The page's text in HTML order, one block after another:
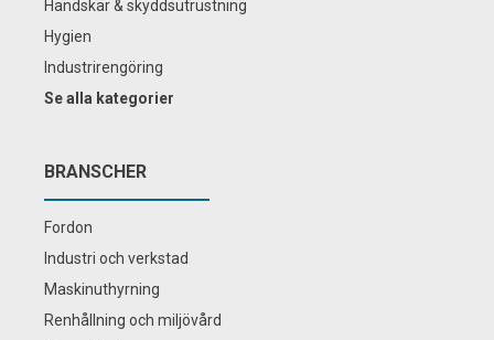
Handskar & skyddsutrustning
Hygien
Industrirengöring
Se alla kategorier
BRANSCHER
Fordon
Industri och verkstad
Maskinuthyrning
Renhållning och miljövård